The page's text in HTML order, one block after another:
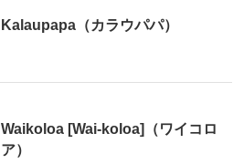
Kalaupapa（カラウパパ）
Waikoloa [Wai-koloa]（ワイコロ
ア）